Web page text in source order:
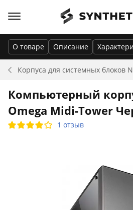
Корпуса для системных блоков
О товаре Описание
Компьютерный
Omega Midi-Tower
1 отзыв